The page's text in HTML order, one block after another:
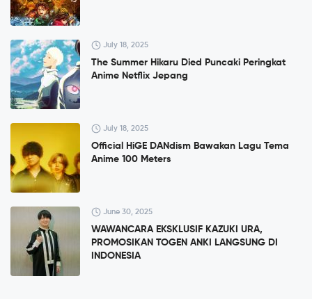
July 18, 2025
The Summer Hikaru Died Puncaki Peringkat
Anime Netflix Jepang
July 18, 2025
Official HiGE DANdism Bawakan Lagu Tema
Anime 100 Meters
June 30, 2025
WAWANCARA EKSKLUSIF KAZUKI URA,
PROMOSIKAN TOGEN ANKI LANGSUNG DI
INDONESIA